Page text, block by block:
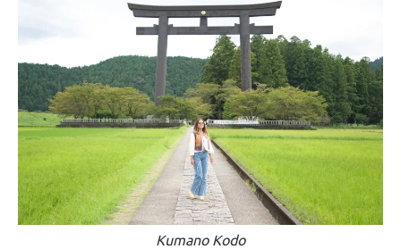
Kumano Kodo